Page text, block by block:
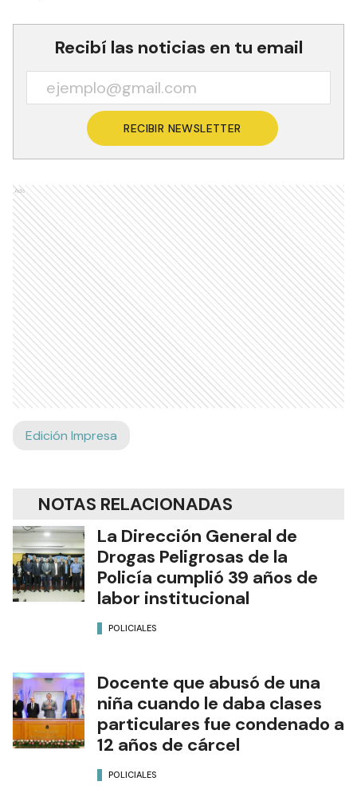
Recibí las noticias en tu email
RECIBIR NEWSLETTER
Ads
Edición Impresa
NOTAS RELACIONADAS
La Dirección General de
Drogas Peligrosas de la
Policía cumplió 39 años de
labor institucional
POLICIALES
Docente que abusó de una
niña cuando le daba clases
particulares fue condenado a
12 años de cárcel
POLICIALES